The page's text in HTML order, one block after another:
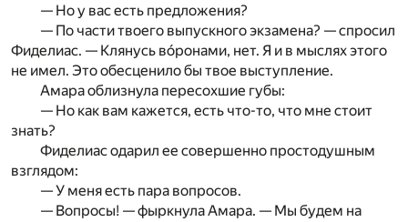
— Но у вас есть предложения?
— По части твоего выпускного экзамена? — спросил
Фиделиас. — Клянусь вóронами, нет. Я и в мыслях этого
не имел. Это обесценило бы твое выступление.
Амара облизнула пересохшие губы:
— Но как вам кажется, есть что-то, что мне стоит
знать?
Фиделиас одарил ее совершенно простодушным
взглядом:
— У меня есть пара вопросов.
— Вопросы! — фыркнула Амара. — Мы будем на